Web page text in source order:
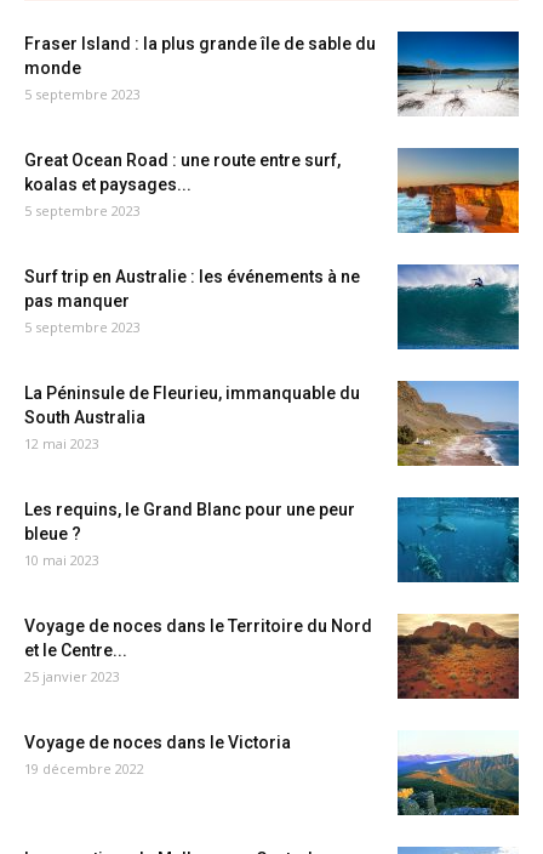
Fraser Island : la plus grande île de sable du
monde
5 septembre 2023
Great Ocean Road : une route entre surf,
koalas et paysages...
5 septembre 2023
Surf trip en Australie : les événements à ne
pas manquer
5 septembre 2023
La Péninsule de Fleurieu, immanquable du
South Australia
12 mai 2023
Les requins, le Grand Blanc pour une peur
bleue ?
10 mai 2023
Voyage de noces dans le Territoire du Nord
et le Centre...
25 janvier 2023
Voyage de noces dans le Victoria
19 décembre 2022